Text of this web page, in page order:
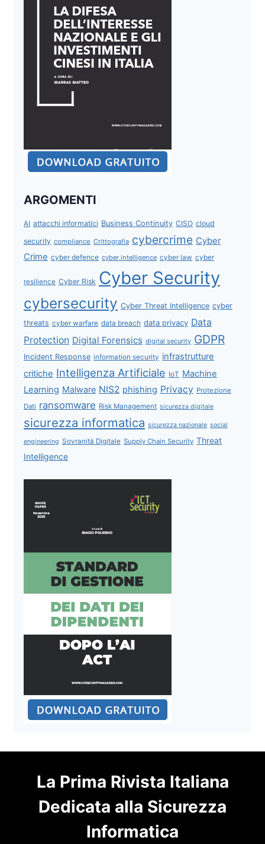
ARGOMENTI
AI attacchi informatici Business Continuity CISO cloud
security compliance Crittografia cybercrime Cyber
Crime cyber defence cyber intelligence cyber law cyber
resilience Cyber Risk Cyber Security
cybersecurity Cyber Threat Intelligence cyber
threats cyber warfare data breach data privacy Data
Protection Digital Forensics digital security GDPR
Incident Response information security infrastrutture
critiche Intelligenza Artificiale IoT Machine
Learning Malware NIS2 phishing Privacy Protezione
Dati ransomware Risk Management sicurezza digitale
sicurezza informatica sicurezza nazionale social
engineering Sovranità Digitale Supply Chain Security Threat
Intelligence
La Prima Rivista Italiana
Dedicata alla Sicurezza
Informatica